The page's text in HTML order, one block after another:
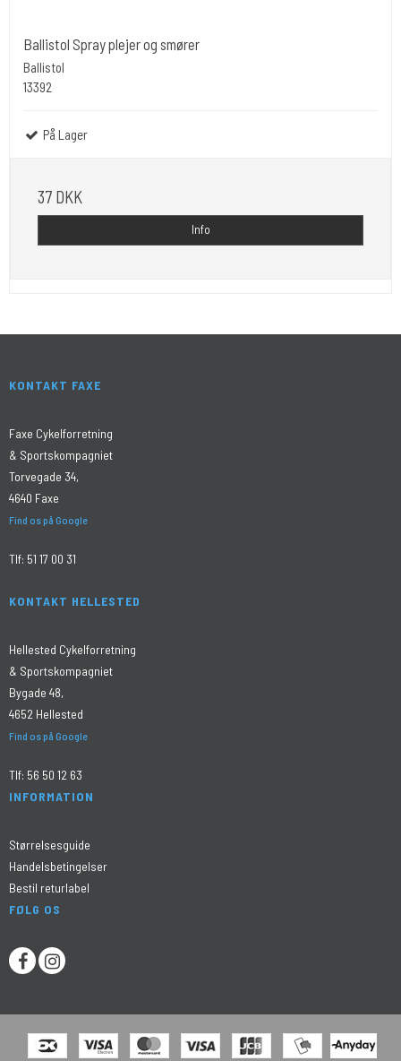
Ballistol Spray plejer og smører
Ballistol
13392
På Lager
37 DKK
Info
KONTAKT FAXE
Faxe Cykelforretning
& Sportskompagniet
Torvegade 34,
4640 Faxe
Find os på Google
Tlf: 51 17 00 31
KONTAKT HELLESTED
Hellested Cykelforretning
& Sportskompagniet
Bygade 48,
4652 Hellested
Find os på Google
Tlf: 56 50 12 63
INFORMATION
Størrelsesguide
Handelsbetingelser
Bestil returlabel
FØLG OS